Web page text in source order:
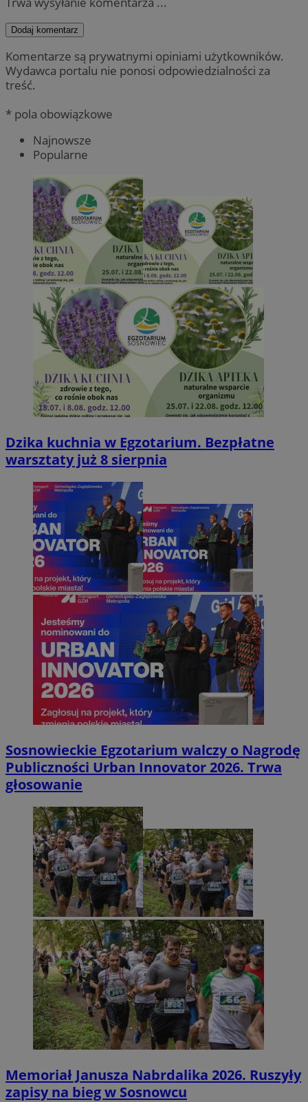
Dodaj komentarz
Komentarze są prywatnymi opiniami użytkowników.
Wydawca portalu nie ponosi odpowiedzialności za
treść.
* pola obowiązkowe
Najnowsze
Popularne
Dzika kuchnia w Egzotarium. Bezpłatne
warsztaty już 8 sierpnia
Sosnowieckie Egzotarium walczy o Nagrodę
Publiczności Urban Innovator 2026. Trwa
głosowanie
Memoriał Janusza Nabrdalika 2026. Ruszyły
zapisy na bieg w Sosnowcu